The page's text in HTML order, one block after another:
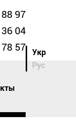
97
04
57
Укр
Рус